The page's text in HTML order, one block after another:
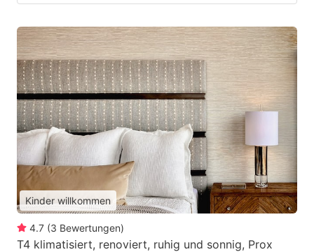
Kinder willkommen
4.7 (3 Bewertungen)
T4 klimatisiert, renoviert, ruhig und sonnig, Prox